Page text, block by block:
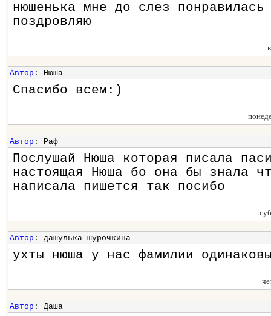
нюшенька мне до слез понравилась
поздровляю
Автор : Нюша
Спасибо всем:)
Автор : Раф
Послушай Нюша которая писала
настоящая Нюша бо она бы знала
написала пишется так посибо
Автор : дашулька шурочкина
ухты нюша у нас фамилии
Автор : Даша